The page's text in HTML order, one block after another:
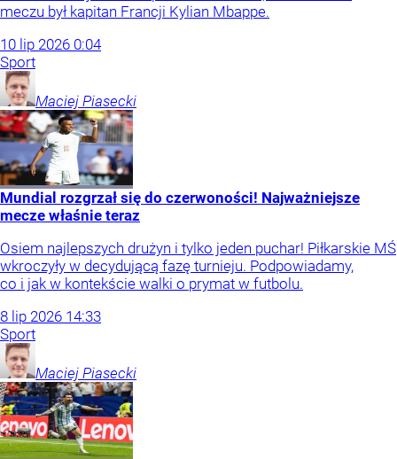
meczu był kapitan Francji Kylian Mbappe.
10 lip 2026 0:04
Sport
Maciej Piasecki
Mundial rozgrzał się do czerwoności! Najważniejsze
mecze właśnie teraz
Osiem najlepszych drużyn i tylko jeden puchar! Piłkarskie MŚ
wkroczyły w decydującą fazę turnieju. Podpowiadamy,
co i jak w kontekście walki o prymat w futbolu.
8 lip 2026 14:33
Sport
Maciej Piasecki